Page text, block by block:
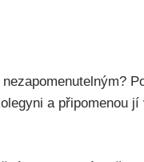
a připomenou jí